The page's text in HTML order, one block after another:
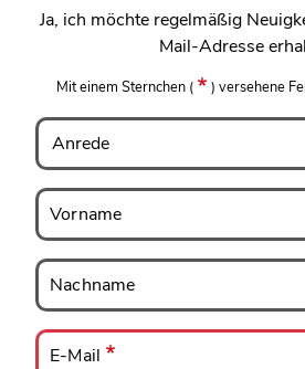
Ja, ich möchte regelmäßig
Mail-Adresse
Mit einem Sternchen ( ) versehene
Anrede
Vorname
Vorname
Nachname
Nachname
E-
Mail
E-Mail